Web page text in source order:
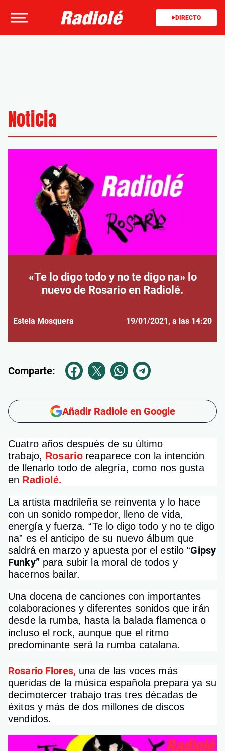
DIRECTO
Noticia
«Te lo digo todo y no te digo na» lo
nuevo de Rosario en Radiolé.
Estela Mosquera 19/01/2021, a las 14:20
Comparte:
Añadir Radiole en Google
Cuatro años después de su último
trabajo, Rosario reaparece con la intención
de llenarlo todo de alegría, como nos gusta
en Radiolé.
La artista madrileña se reinventa y lo hace
con un sonido rompedor, lleno de vida,
energía y fuerza. “Te lo digo todo y no te digo
na” es el anticipo de su nuevo álbum que
saldrá en marzo y apuesta por el estilo “Gipsy
Funky”para subir la moral de todos y
hacernos bailar.
Una docena de canciones con importantes
colaboraciones y diferentes sonidos que irán
desde la rumba, hasta la balada flamenca o
incluso el rock, aunque que el ritmo
predominante será la rumba catalana.
Rosario Flores, una de las voces más
queridas de la música española prepara ya su
decimotercer trabajo tras tres décadas de
éxitos y más de dos millones de discos
vendidos.